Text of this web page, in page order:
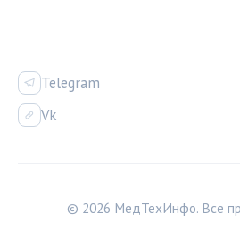
Telegram
Vk
© 2026 МедТехИнфо. Все